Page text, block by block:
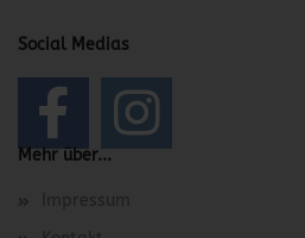
Social Medias
Mehr über...
Impressum